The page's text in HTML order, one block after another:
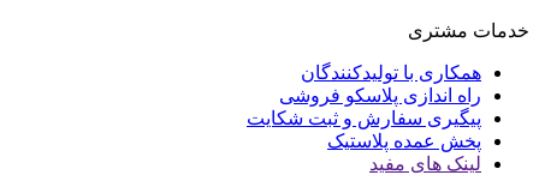
خدمات مشتری
همکاری با تولیدکنندگان
راه اندازی پلاسکو فروشی
پیگیری سفارش و ثبت شکایت
پخش عمده پلاستیک
لینک های مفید